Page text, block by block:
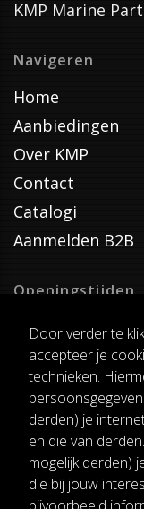
Door verder te
accepteer je
technieken.
derden) je
en die van
mogelijk derden)
die bij jouw
KMP Marine
Navigeren
Home
Aanbiedingen
Over KMP
Contact
Catalogi
Aanmelden B2B
Openingstijden
Dinsdag T/M
van 8:00-17:00
Verzenddagen
Dinsdag T/M Vrijdag
Pauze
12:30-13:00